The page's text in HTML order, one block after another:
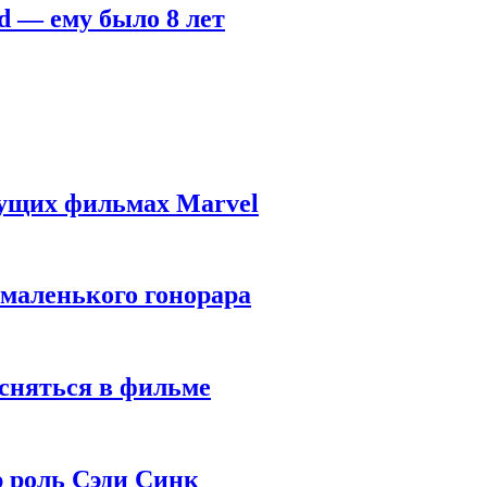
— ему было 8 лет
фильмах Marvel
гонорара
в фильме
роль Сэди Синк